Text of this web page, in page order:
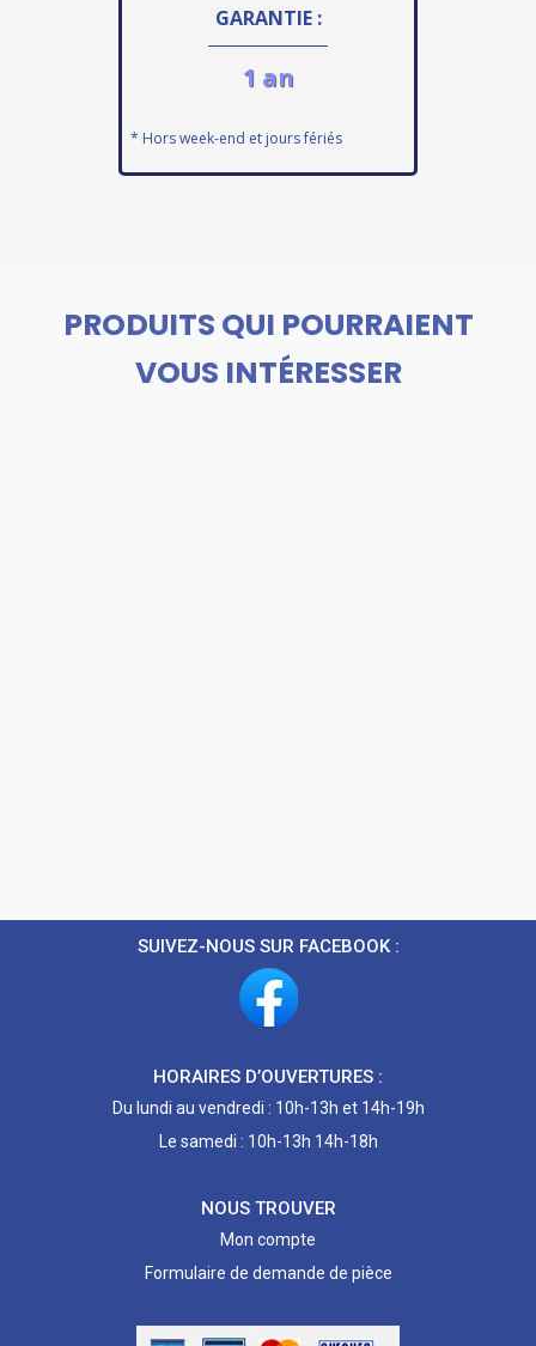
GARANTIE :
1 an
* Hors week-end et jours fériés
PRODUITS QUI POURRAIENT
VOUS INTÉRESSER
SUIVEZ-NOUS SUR FACEBOOK :
HORAIRES D’OUVERTURES :
Du lundi au vendredi : 10h-13h et 14h-19h
Le samedi : 10h-13h 14h-18h
NOUS TROUVER
Mon compte
Formulaire de demande de pièce